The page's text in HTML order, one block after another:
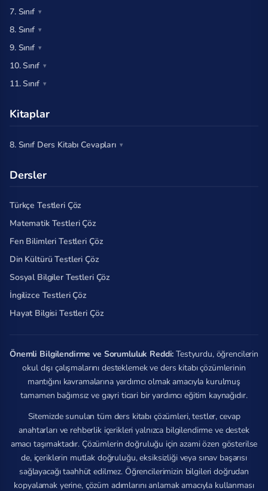
7. Sınıf
8. Sınıf
9. Sınıf
10. Sınıf
11. Sınıf
Kitaplar
8. Sınıf Ders Kitabı Cevapları
Dersler
Türkçe Testleri Çöz
Matematik Testleri Çöz
Fen Bilimleri Testleri Çöz
Din Kültürü Testleri Çöz
Sosyal Bilgiler Testleri Çöz
İngilizce Testleri Çöz
Hayat Bilgisi Testleri Çöz
Önemli Bilgilendirme ve Sorumluluk Reddi: Testyurdu, öğrencilerin
okul dışı çalışmalarını desteklemek ve ders kitabı çözümlerinin
mantığını kavramalarına yardımcı olmak amacıyla kurulmuş
tamamen bağımsız ve gayri ticari bir yardımcı eğitim kaynağıdır.
Sitemizde sunulan tüm ders kitabı çözümleri, testler, cevap
anahtarları ve rehberlik içerikleri yalnızca bilgilendirme ve destek
amacı taşımaktadır. Çözümlerin doğruluğu için azami özen gösterilse
de, içeriklerin mutlak doğruluğu, eksiksizliği veya sınav başarısı
sağlayacağı taahhüt edilmez. Öğrencilerimizin bilgileri doğrudan
kopyalamak yerine, çözüm adımlarını anlamak amacıyla kullanması